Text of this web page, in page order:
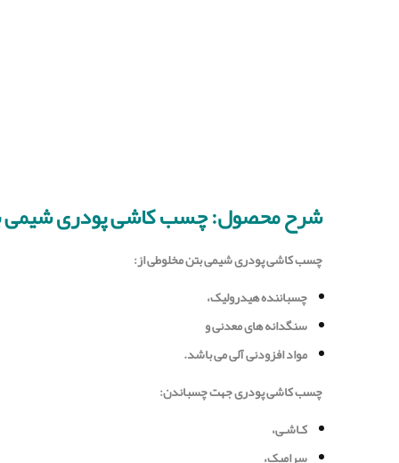
شرح محصول: چسب کاشی پودری شیمی
چسب كاشى پودرى شیمی بتن مخلوطی از:
چسباننده هیدرولیک،
سنگدانه های معدنی و
مواد افزودنی آلی می باشد.
چسب كاشى پودرى جهت چسباندن:
کـاشـی،
سرامیک،